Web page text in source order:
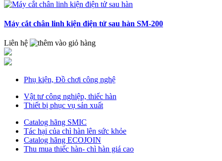
Máy cắt chân linh kiện điện tử sau hàn SM-200
Liên hệ
Phụ kiện, Đồ chơi công nghệ
Vật tư công nghiệp, thiếc hàn
Thiết bị phục vụ sản xuất
Catalog hãng SMIC
Tác hại của chì hàn lên sức khỏe
Catalog hãng ECOJOIN
Thu mua thiếc hàn- chì hàn giá cao